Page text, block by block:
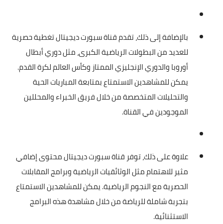
بالإضافة إلى ذلك، تقدم قناة سبورت ديجيتال تغطية حصرية
للعديد من البطولات الرياضية الكبرى، مثل دوري أبطال
أوروبا والدوري الإنجليزي الممتاز وكأس العالم لكرة القدم.
يمكن للمشاهدين الاستمتاع بمتابعة المباريات الحية
والتحليلات المتخصصة من خلال فريق الخبراء والمحللين
الموجودين في القناة.
علاوة على ذلك، توفر قناة سبورت ديجيتال محتوى إضافي
مثير للاهتمام مثل الوثائقيات الرياضية وبرامج المقابلات
الحصرية مع النجوم الرياضية. يمكن للمشاهدين الاستمتاع
بتجربة شاملة للرياضة من خلال مشاهدة هذه البرامج
الاستثنائية.